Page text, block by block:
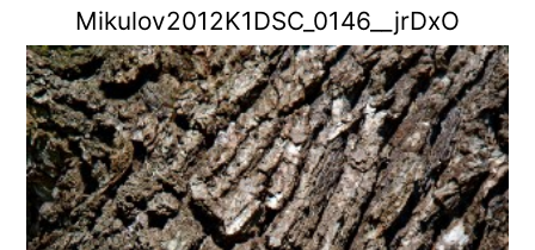
Mikulov2012K1DSC_0146__jrDxO